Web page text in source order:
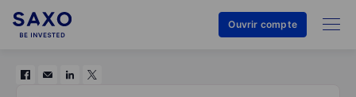
Ouvrir compte